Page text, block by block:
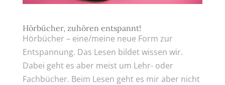
Hörbücher, zuhören entspannt!
Hörbücher – eine/meine neue Form zur
Entspannung. Das Lesen bildet wissen wir.
Dabei geht es aber meist um Lehr- oder
Fachbücher. Beim Lesen geht es mir aber nicht